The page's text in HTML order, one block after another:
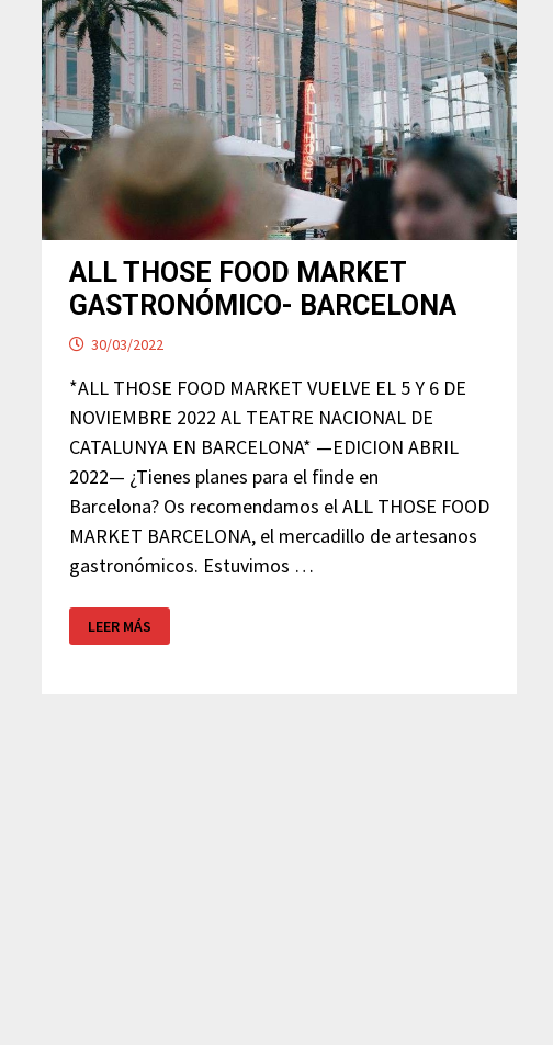
ALL THOSE FOOD MARKET
GASTRONÓMICO- BARCELONA
30/03/2022
*ALL THOSE FOOD MARKET VUELVE EL 5 Y 6 DE
NOVIEMBRE 2022 AL TEATRE NACIONAL DE
CATALUNYA EN BARCELONA* —EDICION ABRIL
2022— ¿Tienes planes para el finde en
Barcelona? Os recomendamos el ALL THOSE FOOD
MARKET BARCELONA, el mercadillo de artesanos
gastronómicos. Estuvimos …
THOSE
FOOD
LEER MÁS